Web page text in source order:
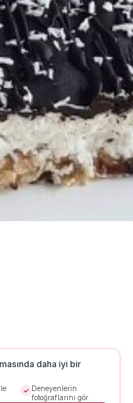
daha iyi bir
Deneyenlerin
fotoğraflarını gör